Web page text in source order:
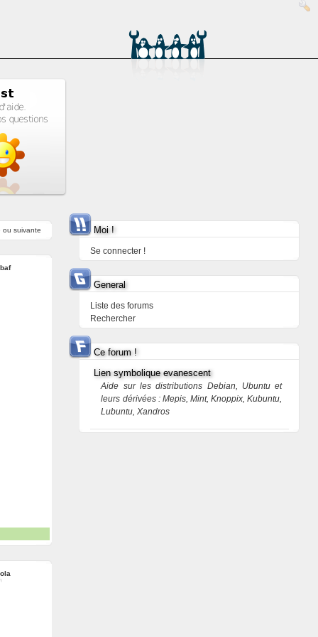
ou suivante Moi !
Se connecter !
General
Liste des forums
Rechercher
Ce forum !
Lien symbolique evanescent
Aide sur les distributions Debian, Ubuntu et
leurs dérivées : Mepis, Mint, Knoppix, Kubuntu,
Lubuntu, Xandros